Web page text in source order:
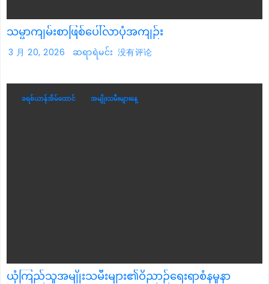
သမ္မာကျမ်းစာဖြစ်ပေါ်လာပုံအကျဉ်း
3 月 20, 2026 ဆရာရဲမင်း 没有评论
ခရစ်ယာန်အိမ်ထောင် အမျိုးသမီးများနေ့
ယုံကြည်သူအမျိုးသမီးများ၏ဝိညာဉ်ရေးရာစံနမူနာ